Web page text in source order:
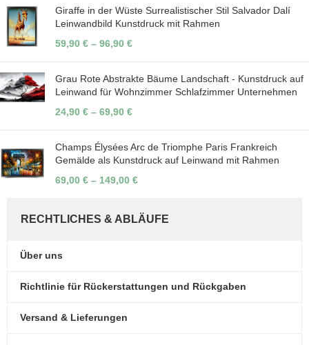
Giraffe in der Wüste Surrealistischer Stil Salvador Dalí
Leinwandbild Kunstdruck mit Rahmen
59,90 € – 96,90 €
Grau Rote Abstrakte Bäume Landschaft - Kunstdruck auf
Leinwand für Wohnzimmer Schlafzimmer Unternehmen
24,90 € – 69,90 €
Champs Élysées Arc de Triomphe Paris Frankreich
Gemälde als Kunstdruck auf Leinwand mit Rahmen
69,00 € – 149,00 €
RECHTLICHES & ABLÄUFE
Über uns
Richtlinie für Rückerstattungen und Rückgaben
Versand & Lieferungen